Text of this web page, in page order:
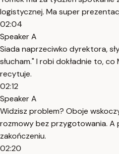
logistycznej. Ma super
02:04
Speaker A
Siada naprzeciwko dyrektora,
słucham." I robi dokładnie to,
recytuje.
02:12
Speaker A
Widzisz problem? Oboje
rozmowy bez przygotowania. A
zakończeniu.
02:20